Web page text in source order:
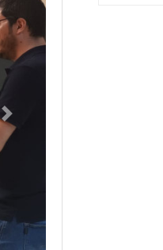
Seguinte